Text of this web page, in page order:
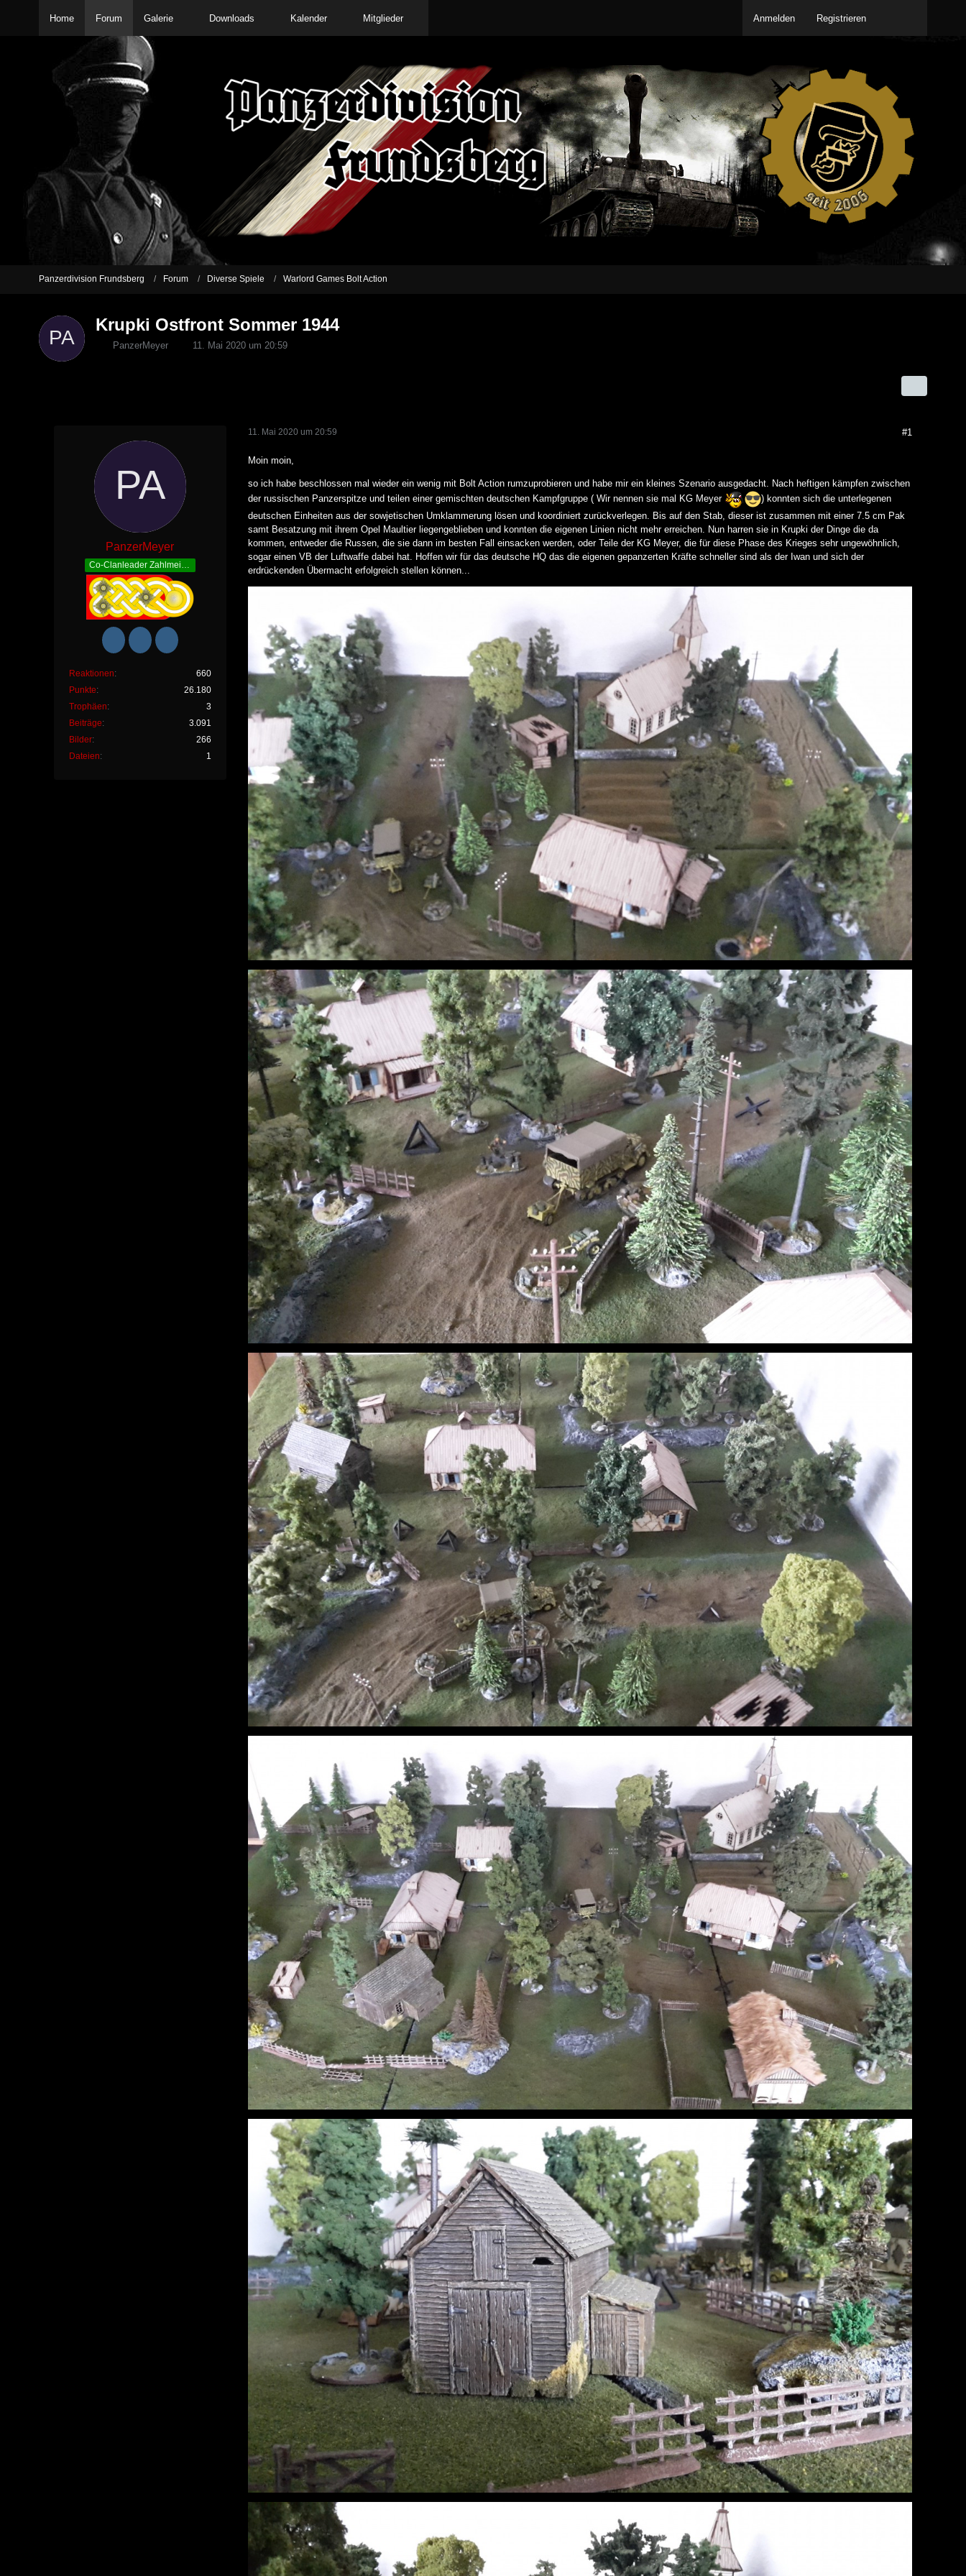
Home Forum Galerie Downloads Kalender Mitglieder Anmelden Registrieren
Panzerdivision Frundsberg Forum Diverse Spiele Warlord Games Bolt Action
Krupki Ostfront Sommer 1944
PanzerMeyer 11. Mai 2020 um 20:59
PanzerMeyer
Reaktionen
660
Punkte
26.180
Trophäen
3
Beiträge
3.091
Bilder
266
Dateien
1
11. Mai 2020 um 20:59 #1
Moin moin,
so ich habe beschlossen mal wieder ein wenig mit Bolt Action rumzuprobieren und habe mir ein kleines Szenario ausgedacht. Nach heftigen kämpfen zwischen
der russischen Panzerspitze und teilen einer gemischten deutschen Kampfgruppe ( Wir nennen sie mal KG Meyer
) konnten sich die unterlegenen
deutschen Einheiten aus der sowjetischen Umklammerung lösen und koordiniert zurückverlegen. Bis auf den Stab, dieser ist zusammen mit einer 7.5 cm Pak
samt Besatzung mit ihrem Opel Maultier liegengeblieben und konnten die eigenen Linien nicht mehr erreichen. Nun harren sie in Krupki der Dinge die da
kommen, entweder die Russen, die sie dann im besten Fall einsacken werden, oder Teile der KG Meyer, die für diese Phase des Krieges sehr ungewöhnlich,
sogar einen VB der Luftwaffe dabei hat. Hoffen wir für das deutsche HQ das die eigenen gepanzerten Kräfte schneller sind als der Iwan und sich der
erdrückenden Übermacht erfolgreich stellen können...